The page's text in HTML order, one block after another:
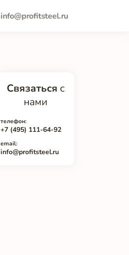
info@profitsteel.ru
Связаться с
нами
телефон:
+7 (495) 111-64-92
email:
info@profitsteel.ru